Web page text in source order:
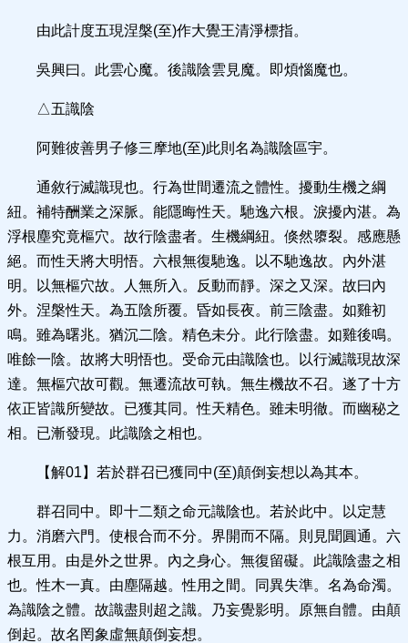
由此計度五現涅槃(至)作大覺王清淨標指。
吳興曰。此雲心魔。後識陰雲見魔。即煩惱魔也。
△五識陰
阿難彼善男子修三摩地(至)此則名為識陰區宇。
通敘行滅識現也。行為世間遷流之體性。擾動生機之綱
紐。補特酬業之深脈。能隱晦性天。馳逸六根。淚擾內湛。為
浮根塵究竟樞穴。故行陰盡者。生機綱紐。倏然隳裂。感應懸
絕。而性天將大明悟。六根無復馳逸。以不馳逸故。內外湛
明。以無樞穴故。人無所入。反動而靜。深之又深。故曰內
外。涅槃性天。為五陰所覆。昏如長夜。前三陰盡。如雞初
鳴。雖為曙兆。猶沉二陰。精色未分。此行陰盡。如雞後鳴。
唯餘一陰。故將大明悟也。受命元由識陰也。以行滅識現故深
達。無樞穴故可觀。無遷流故可執。無生機故不召。遂了十方
依正皆識所變故。已獲其同。性天精色。雖未明徹。而幽秘之
相。已漸發現。此識陰之相也。
【解01】若於群召已獲同中(至)顛倒妄想以為其本。
群召同中。即十二類之命元識陰也。若於此中。以定慧
力。消磨六門。使根合而不分。界開而不隔。則見聞圓通。六
根互用。由是外之世界。內之身心。無復留礙。此識陰盡之相
也。性木一真。由塵隔越。性用之間。同異失準。名為命濁。
為識陰之體。故識盡則超之識。乃妄覺影明。原無自體。由顛
倒起。故名罔象虛無顛倒妄想。